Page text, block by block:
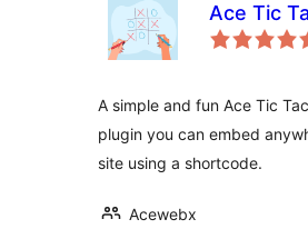
Ace Tic
A simple and fun Ace Tic
plugin you can embed
site using a shortcode.
Acewebx